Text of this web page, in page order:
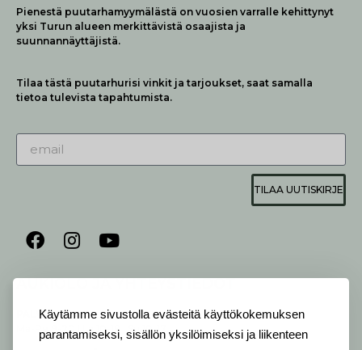
Käytämme sivustolla evästeitä käyttökokemuksen
parantamiseksi, sisällön yksilöimiseksi ja liikenteen
Pienestä puutarhamyymälästä on vuosien varralle kehittynyt
yksi Turun alueen merkittävistä osaajista ja
suunnannäyttäjistä.
Tilaa tästä puutarhurisi vinkit ja tarjoukset, saat samalla
tietoa tulevista tapahtumista.
TILAA UUTISKIRJE
AUKIOLO JA YHTEYSTIEDOT
ALVELEMME:
Ma-Pe 9-20 I La 10-18 I Su 10-17